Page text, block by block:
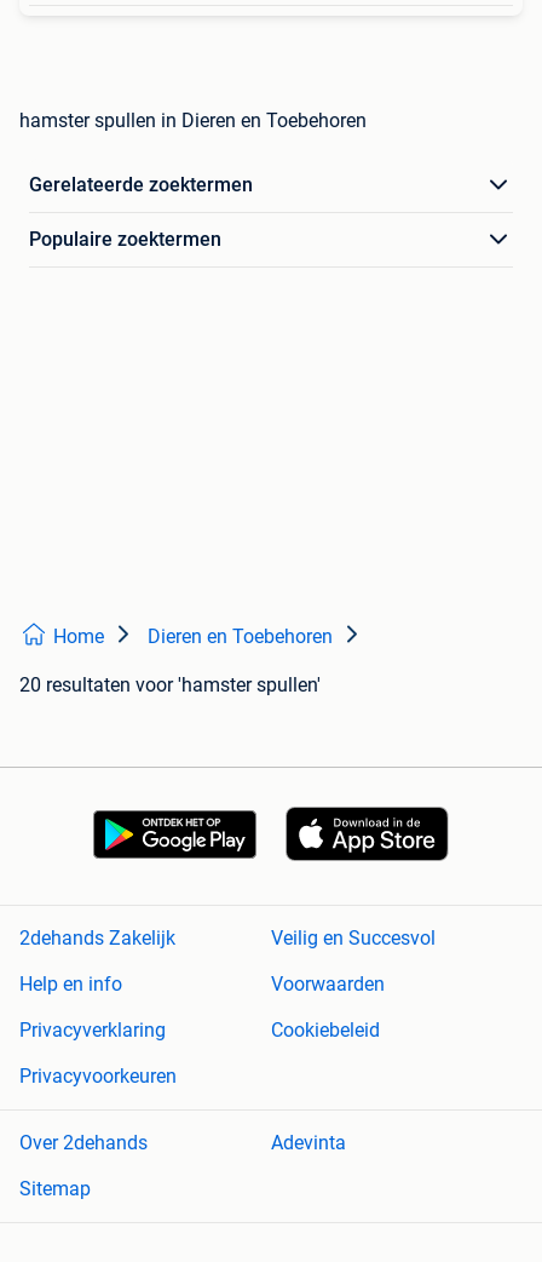
hamster spullen in Dieren en Toebehoren
Gerelateerde zoektermen
Populaire zoektermen
Home Dieren en Toebehoren
20 resultaten voor 'hamster spullen'
2dehands Zakelijk
Veilig en Succesvol
Help en info
Voorwaarden
Privacyverklaring
Cookiebeleid
Privacyvoorkeuren
Over 2dehands
Adevinta
Sitemap